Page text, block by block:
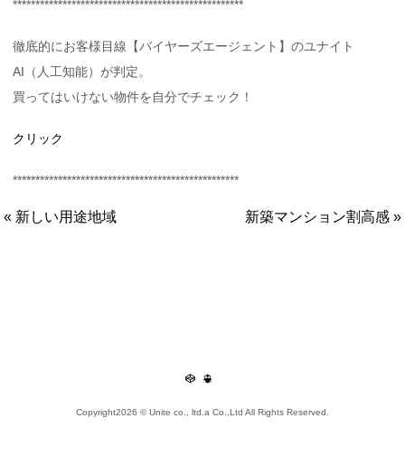
***************************************************
徹底的にお客様目線【バイヤーズエージェント】のユナイト
AI（人工知能）が判定。
買ってはいけない物件を自分でチェック！
クリック
**************************************************
« 新しい用途地域 新築マンション割高感 »
Copyright2026 © Unite co., ltd.a Co.,Ltd All Rights Reserved.